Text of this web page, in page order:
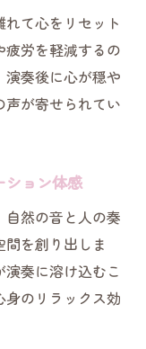
の時間
整える
で体感
らぎのひとと
らす心の平穏
町の絶景を楽
の演奏体験
て心をリセット
労を軽減するの
奏後に心が穏や
が寄せられてい
ション体感
然の音と人の奏
を創り出しま
奏に溶け込むこ
身のリラックス効